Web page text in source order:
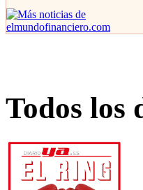
Todos los